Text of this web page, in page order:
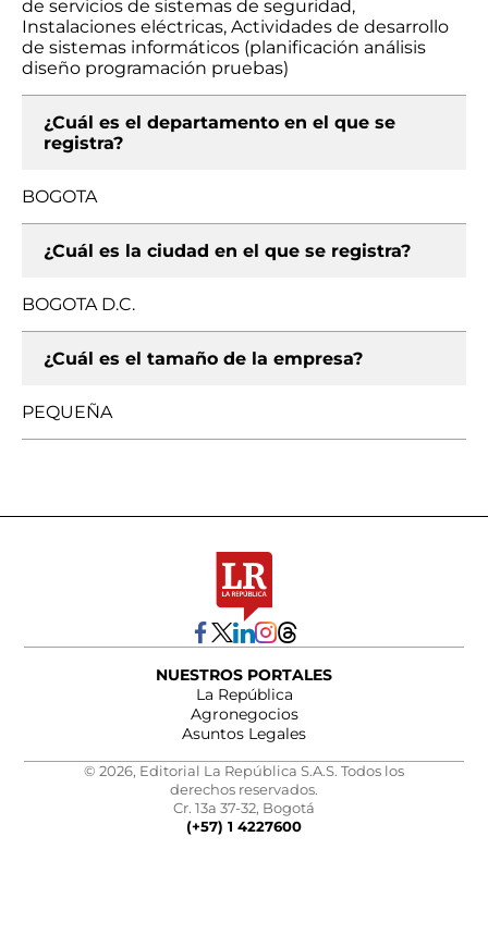
de servicios de sistemas de seguridad,
Instalaciones eléctricas, Actividades de desarrollo
de sistemas informáticos (planificación análisis
diseño programación pruebas)
¿Cuál es el departamento en el que se
registra?
BOGOTA
¿Cuál es la ciudad en el que se registra?
BOGOTA D.C.
¿Cuál es el tamaño de la empresa?
PEQUEÑA
NUESTROS PORTALES
La República
Agronegocios
Asuntos Legales
© 2026, Editorial La República S.A.S. Todos los
derechos reservados.
Cr. 13a 37-32, Bogotá
(+57) 1 4227600